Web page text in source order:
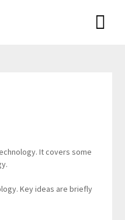
It covers some
Key ideas are briefly